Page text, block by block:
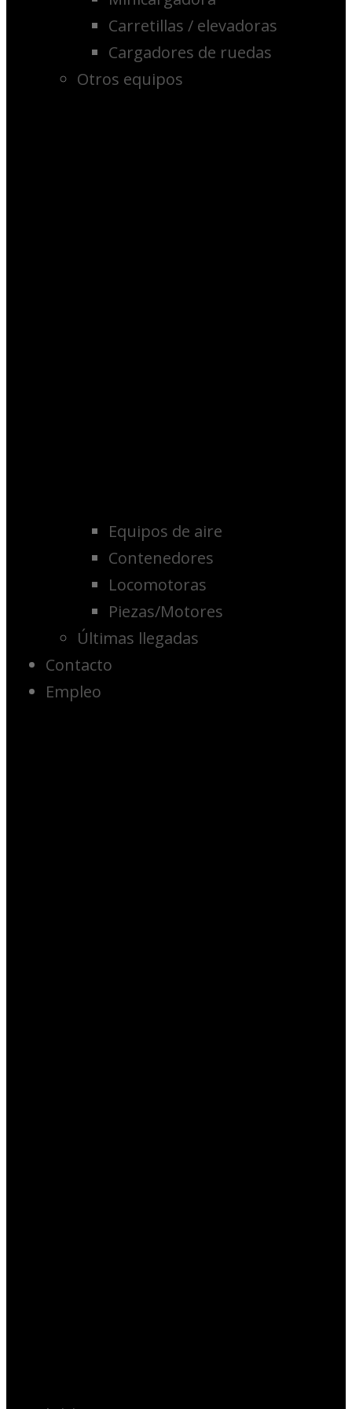
Carretillas / elevadoras
Cargadores de ruedas
Otros equipos
Equipos de aire
Contenedores
Locomotoras
Piezas/Motores
Últimas llegadas
Contacto
Empleo